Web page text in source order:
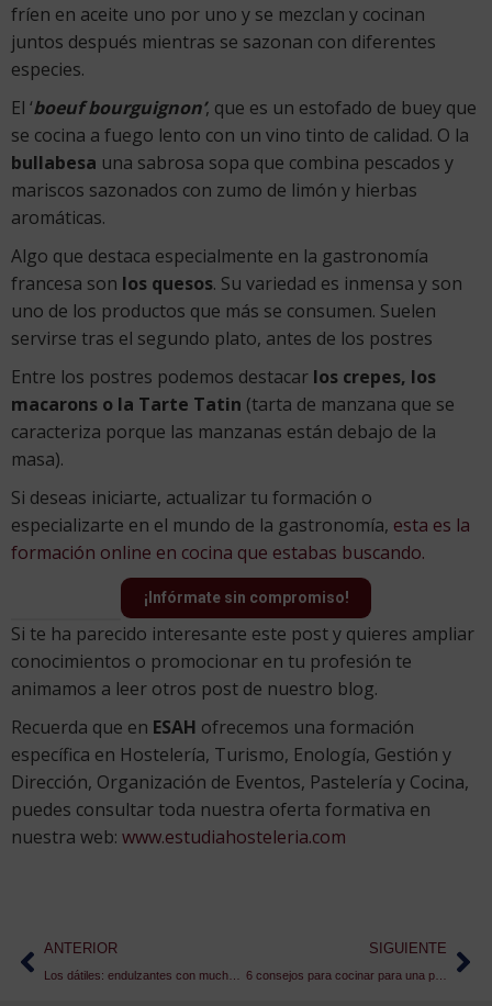
fríen en aceite uno por uno y se mezclan y cocinan
juntos después mientras se sazonan con diferentes
especies.
El ‘boeuf bourguignon’, que es un estofado de buey que
se cocina a fuego lento con un vino tinto de calidad. O la
bullabesa una sabrosa sopa que combina pescados y
mariscos sazonados con zumo de limón y hierbas
aromáticas.
Algo que destaca especialmente en la gastronomía
francesa son los quesos. Su variedad es inmensa y son
uno de los productos que más se consumen. Suelen
servirse tras el segundo plato, antes de los postres
Entre los postres podemos destacar los crepes, los
macarons o la Tarte Tatin (tarta de manzana que se
caracteriza porque las manzanas están debajo de la
masa).
Si deseas iniciarte, actualizar tu formación o
especializarte en el mundo de la gastronomía, esta es la
formación online en cocina que estabas buscando.
¡Infórmate sin compromiso!
Si te ha parecido interesante este post y quieres ampliar
conocimientos o promocionar en tu profesión te
animamos a leer otros post de nuestro blog.
Recuerda que en ESAH ofrecemos una formación
específica en Hostelería, Turismo, Enología, Gestión y
Dirección, Organización de Eventos, Pastelería y Cocina,
puedes consultar toda nuestra oferta formativa en
nuestra web: www.estudiahosteleria.com
ANTERIOR SIGUIENTE
6 consejos para cocinar para una persona celíaca